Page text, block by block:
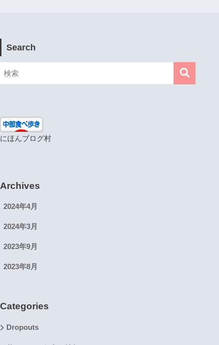
Search
にほんブログ村
Archives
2024年4月
2024年3月
2023年9月
2023年8月
Categories
Dropouts